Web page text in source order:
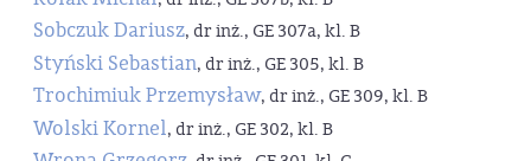
Sobczuk Dariusz, dr inż., GE 307a, kl. B
Styński Sebastian, dr inż., GE 305, kl. B
Trochimiuk Przemysław, dr inż., GE 309, kl. B
Wolski Kornel, dr inż., GE 302, kl. B